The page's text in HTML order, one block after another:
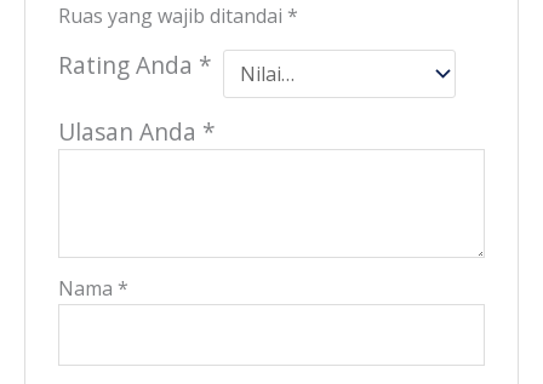
Ruas yang wajib ditandai *
Rating Anda *
Ulasan Anda *
Nama *